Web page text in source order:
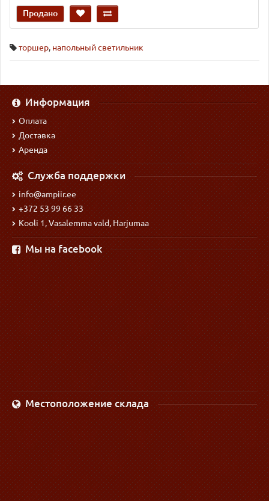
Продано
торшер, напольный светильник
Информация
Оплата
Доставка
Аренда
Служба поддержки
info@ampiir.ee
+372 53 99 66 33
Kooli 1, Vasalemma vald, Harjumaa
Мы на facebook
Местоположение склада